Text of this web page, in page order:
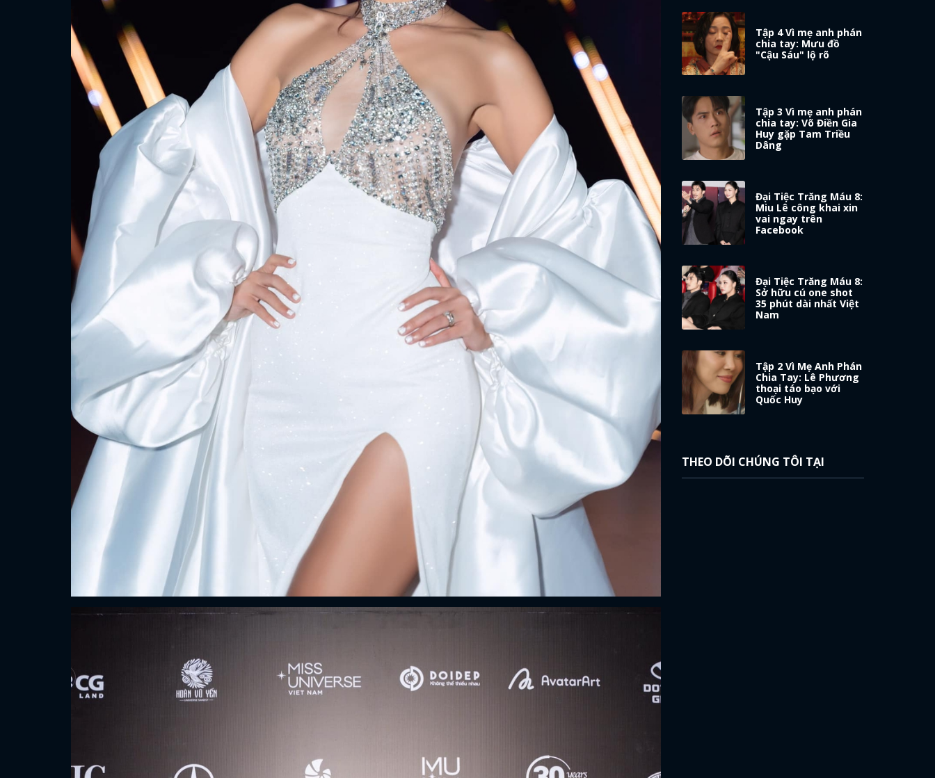
Tập 4 Vì mẹ anh phán
chia tay: Mưu đồ
"Cậu Sáu" lộ rõ
Tập 3 Vì mẹ anh phán
chia tay: Võ Điền Gia
Huy gặp Tam Triều
Dâng
Đại Tiệc Trăng Máu 8:
Miu Lê công khai xin
vai ngay trên
Facebook
Đại Tiệc Trăng Máu 8:
Sở hữu cú one shot
35 phút dài nhất Việt
Nam
Tập 2 Vì Mẹ Anh Phán
Chia Tay: Lê Phương
thoại táo bạo với
Quốc Huy
THEO DÕI CHÚNG TÔI TẠI